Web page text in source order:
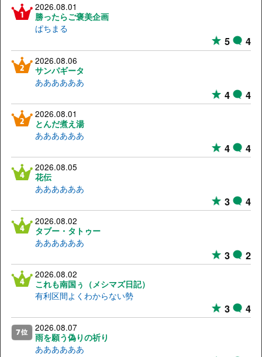
2026.08.01
勝ったらご褒美企画
ぱちまる
5 4
2026.08.06
サンパギータ
ああああああ
4 4
2026.08.01
とんだ煮え湯
ああああああ
4 4
2026.08.05
花伝
ああああああ
3 4
2026.08.02
タブー・タトゥー
ああああああ
3 2
2026.08.02
これも南国ぅ（メシマズ日記）
有利区間よくわからない勢
3 4
2026.08.07
雨を願う偽りの祈り
ああああああ